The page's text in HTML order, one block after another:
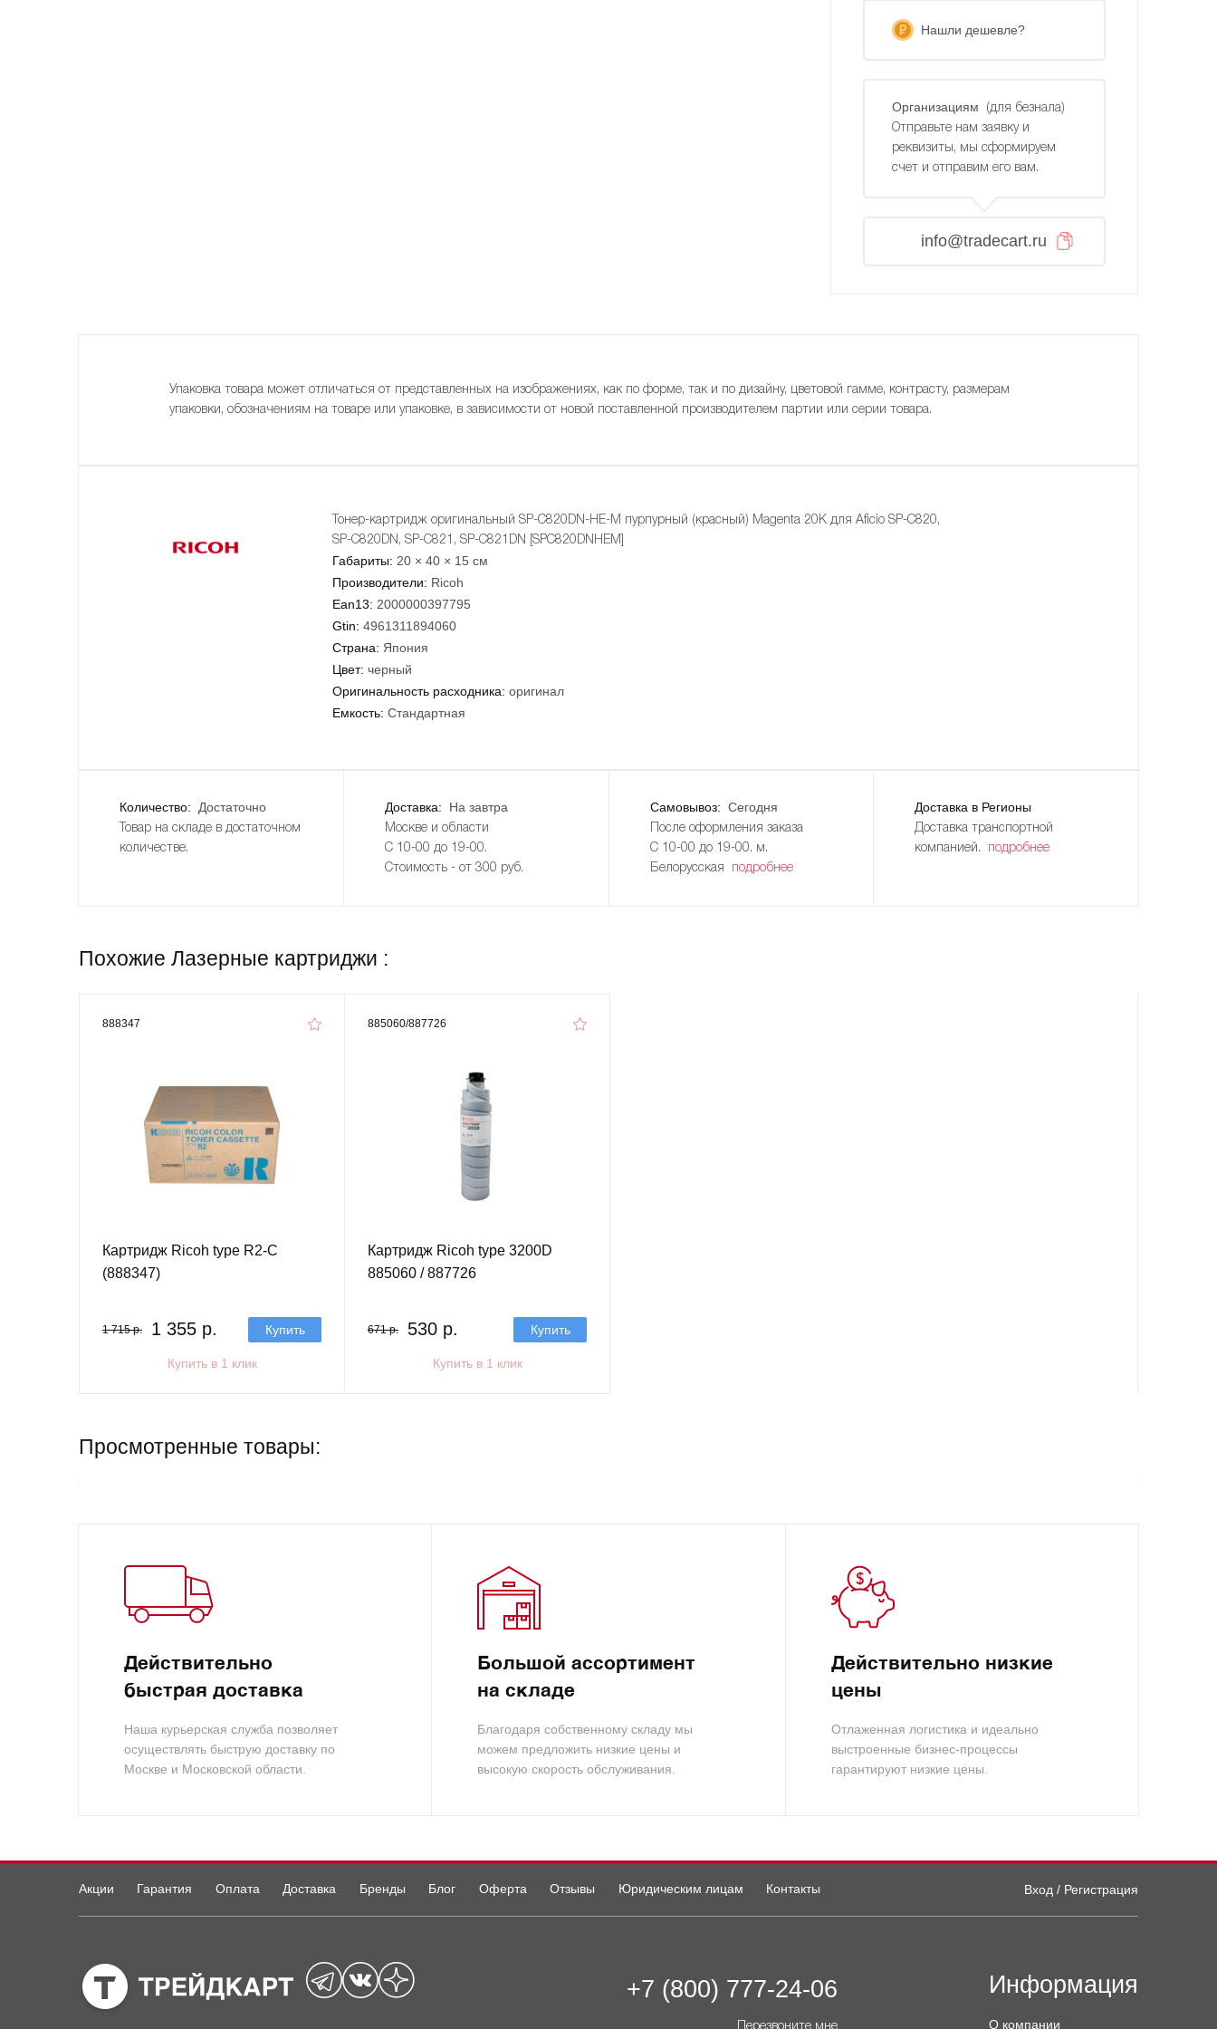
Нашли дешевле?
Организациям
(для безнала)
Отправьте нам заявку и
реквизиты, мы сформируем
счет и отправим его вам.
info@tradecart.ru
Упаковка товара может отличаться от представленных на изображениях, как по форме, так и по дизайну, цветовой гамме, контрасту, размерам
упаковки, обозначениям на товаре или упаковке, в зависимости от новой поставленной производителем партии или серии товара.
Тонер-картридж оригинальный SP-C820DN-HE-M пурпурный (красный) Magenta 20К для Aficio SP-C820,
SP-C820DN, SP-C821, SP-C821DN [SPC820DNHEM]
Габариты: 20 × 40 × 15 см
Производители: Ricoh
Ean13: 2000000397795
Gtin: 4961311894060
Страна: Япония
Цвет: черный
Оригинальность расходника: оригинал
Емкость: Стандартная
Количество: Достаточно
Товар на складе в достаточном
количестве.
Доставка: На завтра
Москве и области
С 10-00 до 19-00.
Стоимость - от 300 руб.
Самовывоз: Сегодня
После оформления заказа
С 10-00 до 19-00. м.
Белорусская
подробнее
Доставка в Регионы
Доставка транспортной
компанией. подробнее
Похожие Лазерные картриджи :
888347
Картридж Ricoh type R2-C
(888347)
1 715 р. 1 355 р. Купить
Купить в 1 клик
885060/887726
Картридж Ricoh type 3200D
885060 / 887726
671 р. 530 р. Купить
Купить в 1 клик
Просмотренные товары:
Действительно
быстрая доставка
Наша курьерская служба позволяет
осуществлять быструю доставку по
Москве и Московской области.
Большой ассортимент
на складе
Благодаря собственному складу мы
можем предложить низкие цены и
высокую скорость обслуживания.
Действительно низкие
цены
Отлаженная логистика и идеально
выстроенные бизнес-процессы
гарантируют низкие цены.
Акции Гарантия Оплата Доставка Бренды Блог Оферта Отзывы Юридическим лицам Контакты Вход / Регистрация
+7 (800) 777-24-06
Перезвоните мне
Информация
О компании